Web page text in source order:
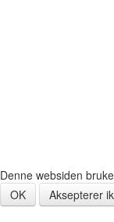
Denne websiden
OK
Aksepterer